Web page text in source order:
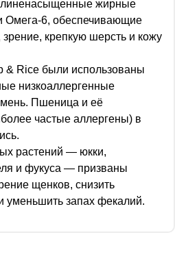
жирные
Омега-6, обеспечивающие
зрение, крепкую шерсть и кожу
& Rice были использованы
низкоаллергенные
Пшеница и её
частые аллергены) в
растений — юкки,
и фукуса — призваны
щенков, снизить
уменьшить запах фекалий.